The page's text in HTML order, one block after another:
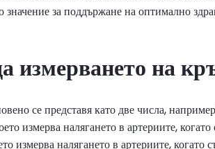
значение за поддържане на оптимално
измерването на
се представя като две числа,
измерва налягането в артериите,
измерва налягането в артериите,